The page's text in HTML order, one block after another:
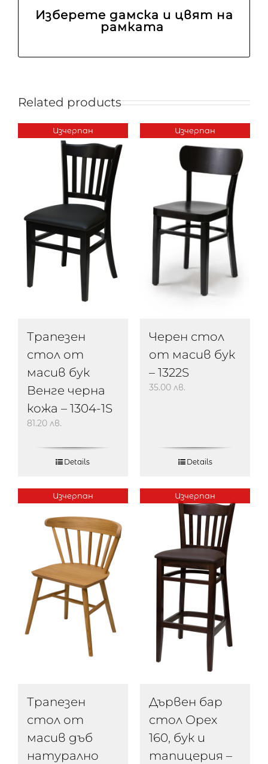
Изберете дамска и цвят на
рамката
Related products
Изчерпан
Трапезен
стол от
масив бук
Венге черна
кожа – 1304-1S
81.20 лв.
Details
Изчерпан
Черен стол
от масив бук
– 1322S
35.00 лв.
Details
Изчерпан
Трапезен
стол от
масив дъб
натурално
Изчерпан
Дървен бар
стол Орех
160, бук и
тапицерия –